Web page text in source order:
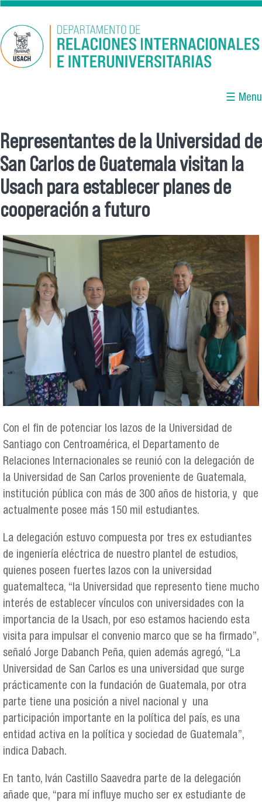
Pasar al contenido principal
☰ Menu
Se encuentra usted aquí
Representantes de la Universidad de
San Carlos de Guatemala visitan la
Usach para establecer planes de
cooperación a futuro
Con el fin de potenciar los lazos de la Universidad de
Santiago con Centroamérica, el Departamento de
Relaciones Internacionales se reunió con la delegación de
la Universidad de San Carlos proveniente de Guatemala,
institución pública con más de 300 años de historia, y que
actualmente posee más 150 mil estudiantes.
La delegación estuvo compuesta por tres ex estudiantes
de ingeniería eléctrica de nuestro plantel de estudios,
quienes poseen fuertes lazos con la universidad
guatemalteca, “la Universidad que represento tiene mucho
interés de establecer vínculos con universidades con la
importancia de la Usach, por eso estamos haciendo esta
visita para impulsar el convenio marco que se ha firmado”,
señaló Jorge Dabanch Peña, quien además agregó, “La
Universidad de San Carlos es una universidad que surge
prácticamente con la fundación de Guatemala, por otra
parte tiene una posición a nivel nacional y una
participación importante en la política del país, es una
entidad activa en la política y sociedad de Guatemala”,
indica Dabach.
En tanto, Iván Castillo Saavedra parte de la delegación
añade que, “para mí influye mucho ser ex estudiante de